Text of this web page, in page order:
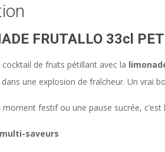
FRUTALLO 33cl
cocktail de fruits pétillant avec la
une explosion de fraîcheur. Un vrai
festif ou une pause sucrée,
saveurs